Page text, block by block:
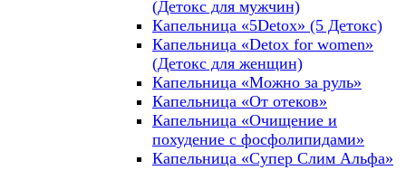
(Детокс для мужчин)
Капельница «5Detox» (5 Детокс)
Капельница «Detox for women»
(Детокс для женщин)
Капельница «Можно за руль»
Капельница «От отеков»
Капельница «Очищение и
похудение с фосфолипидами»
Капельница «Супер Слим Альфа»